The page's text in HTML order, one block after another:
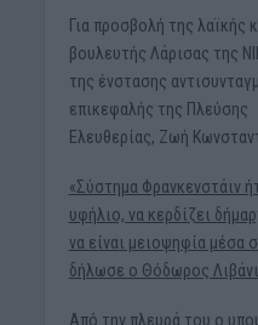
Για προσβολή της λαϊκής
βουλευτής Λάρισας της
της ένστασης
επικεφαλής της Πλεύσης
Ελευθερίας, Ζωή
«Σύστημα Φρανκενστάιν
υφήλιο, να κερδίζει
να είναι μειοψηφία μέσα
δήλωσε ο Θόδωρος
Από την πλευρά του ο